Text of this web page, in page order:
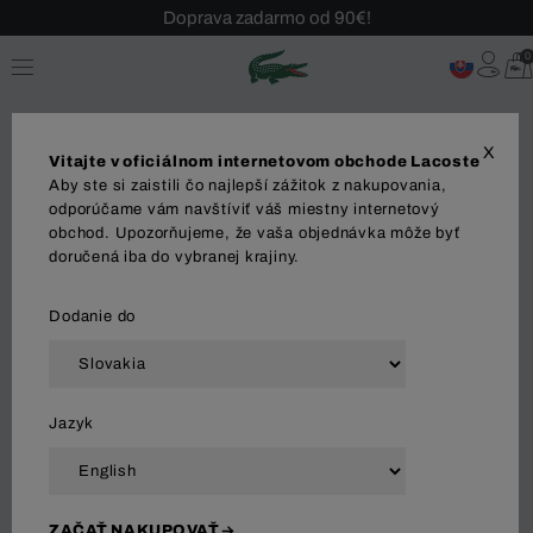
Sezónny výpredaj až -40 %!
Bezplatné vrátenie!
0
SIZE GUIDE
PÁNSKE POLO
VEĽKOSŤ
ORIGINAL FIT
X
Vitajte v oficiálnom internetovom obchode Lacoste
Aby ste si zaistili čo najlepší zážitok z nakupovania,
odporúčame vám navštíviť váš miestny internetový
obchod. Upozorňujeme, že vaša objednávka môže byť
doručená iba do vybranej krajiny.
Dodanie do
Jazyk